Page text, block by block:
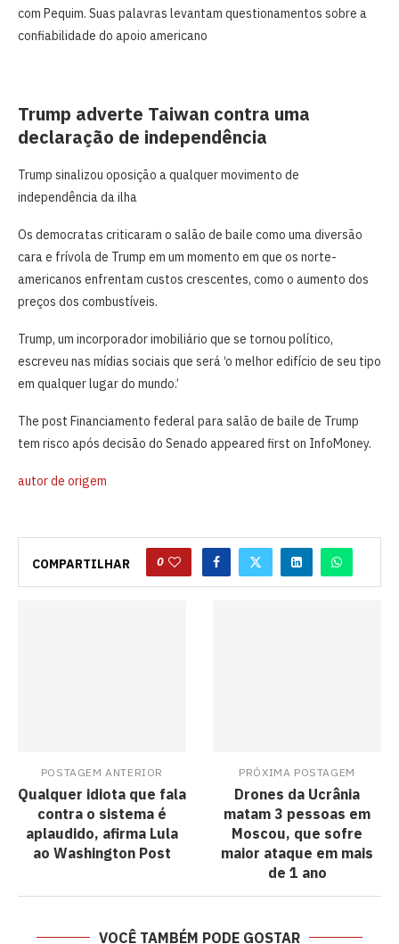
com Pequim. Suas palavras levantam questionamentos sobre a
confiabilidade do apoio americano
Trump adverte Taiwan contra uma
declaração de independência
Trump sinalizou oposição a qualquer movimento de
independência da ilha
Os democratas ⁠criticaram o salão ​de baile como uma diversão
cara e frívola de Trump em um momento ​em que os norte-
americanos enfrentam custos crescentes, como o aumento ​dos
preços ⁠dos combustíveis.
Trump, um incorporador imobiliário que se ⁠tornou político,
escreveu nas mídias sociais que será ‘o melhor edifício de seu tipo
em qualquer lugar do mundo.’
The post Financiamento federal para salão de baile de Trump
tem risco após decisão do Senado appeared first on InfoMoney.
autor de origem
COMPARTILHAR 0
POSTAGEM ANTERIOR
Qualquer idiota que fala
contra o sistema é
aplaudido, afirma Lula
ao Washington Post
PRÓXIMA POSTAGEM
Drones da Ucrânia
matam 3 pessoas em
Moscou, que sofre
maior ataque em mais
de 1 ano
VOCÊ TAMBÉM PODE GOSTAR